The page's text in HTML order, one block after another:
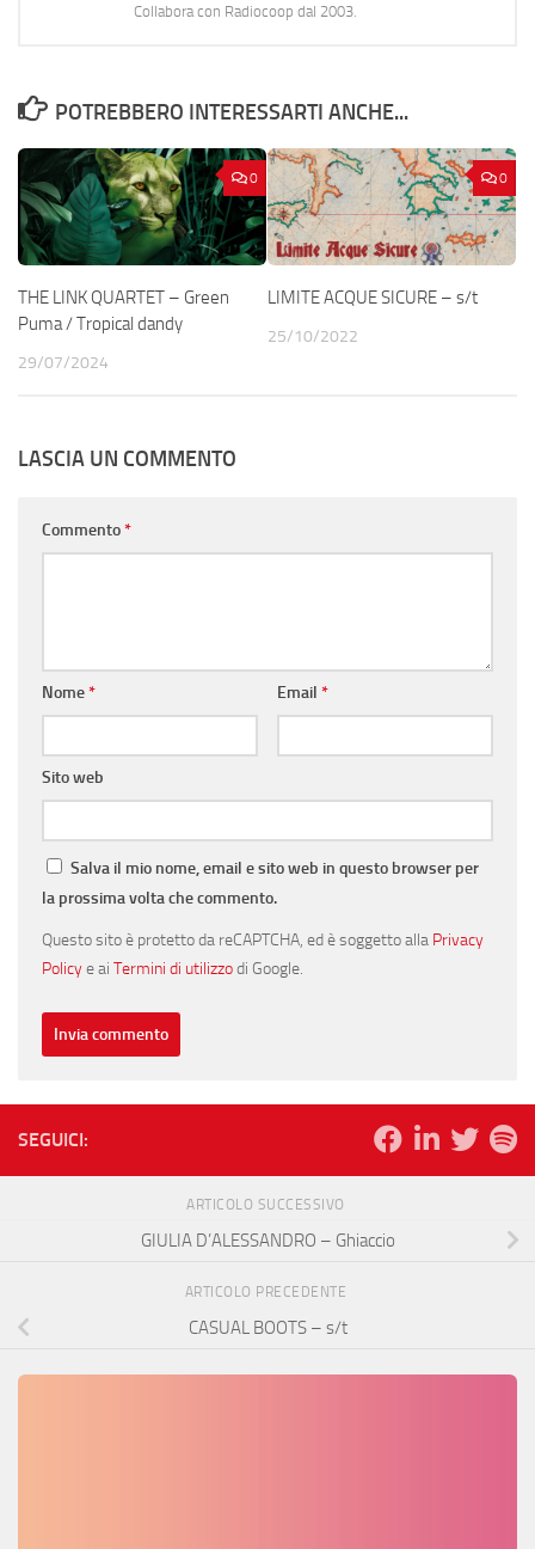
Collabora con Radiocoop dal 2003.
POTREBBERO INTERESSARTI ANCHE...
0
THE LINK QUARTET – Green
Puma / Tropical dandy
29/07/2024
0
LIMITE ACQUE SICURE – s/t
25/10/2022
LASCIA UN COMMENTO
Commento*
Nome* Email *
Sito web
Salva il mio nome, email e sito web in questo browser per
la prossima volta che commento.
Questo sito è protetto da reCAPTCHA, ed è soggetto alla Privacy
Policye ai Termini di utilizzodi Google.
SEGUICI:
ARTICOLO SUCCESSIVO
GIULIA D’ALESSANDRO – Ghiaccio
ARTICOLO PRECEDENTE
CASUAL BOOTS – s​/​t